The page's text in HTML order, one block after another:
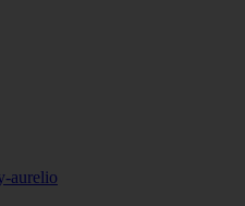
aurelio